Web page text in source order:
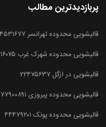
پربازدیدترین مطالب
قالیشویی محدوده تهرانسر ۴۴۵۳۱۶۷۷
قالیشویی محدوده شهرک غرب ۸۸۲۱۶۰۷۵
قالیشویی در ازگل ۲۲۴۷۵۶۳۷
قالیشویی محدوده پیروزی ۷۷۹۰۰۸۹۱
قالیشویی محدوده پونک ۴۴۴۷۹۲۰۱